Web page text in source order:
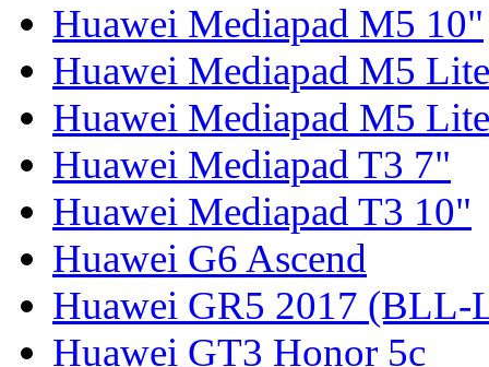
Huawei Mediapad M5 10"
Huawei Mediapad M5
Huawei Mediapad M5
Huawei Mediapad T3 7"
Huawei Mediapad T3 10"
Huawei G6 Ascend
Huawei GR5 2017 (BLL-
Huawei GT3 Honor 5c